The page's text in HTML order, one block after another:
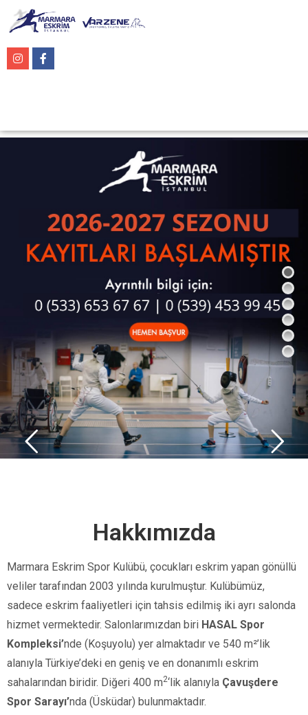
Hakkımızda
Marmara Eskrim Spor Kulübü, çocukları eskrim yapan gönüllü
veliler tarafından 2003 yılında kurulmuştur. Kulübümüz,
sadece eskrim faaliyetleri için tahsis edilmiş iki ayrı salonda
hizmet vermektedir. Salonlarımızdan biri HASAL Spor
Kompleksi’nde (Koşuyolu) yer almaktadır ve 540 m²’lik
alanıyla Türkiye’deki en geniş ve en donanımlı eskrim
sahalarından biridir. Diğeri 400 m2‘lik alanıyla Çavuşdere
Spor Sarayı’nda (Üsküdar) bulunmaktadır.